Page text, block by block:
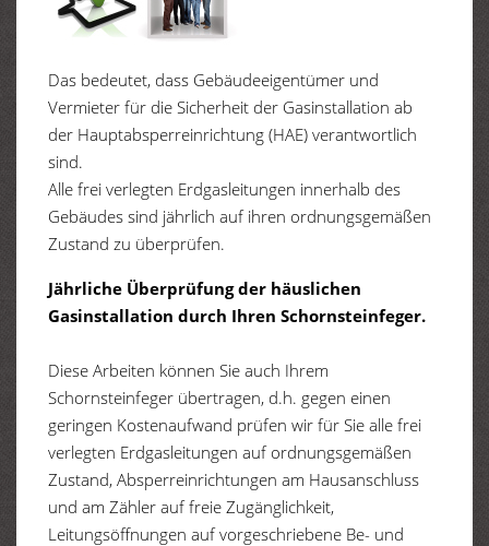
Das bedeutet, dass Gebäudeeigentümer und
Vermieter für die Sicherheit der Gasinstallation ab
der Hauptabsperreinrichtung (HAE) verantwortlich
sind.
Alle frei verlegten Erdgasleitungen innerhalb des
Gebäudes sind jährlich auf ihren ordnungsgemäßen
Zustand zu überprüfen.
Jährliche Überprüfung der häuslichen
Gasinstallation durch Ihren Schornsteinfeger.
Diese Arbeiten können Sie auch Ihrem
Schornsteinfeger übertragen, d.h. gegen einen
geringen Kostenaufwand prüfen wir für Sie alle frei
verlegten Erdgasleitungen auf ordnungsgemäßen
Zustand, Absperreinrichtungen am Hausanschluss
und am Zähler auf freie Zugänglichkeit,
Leitungsöffnungen auf vorgeschriebene Be- und